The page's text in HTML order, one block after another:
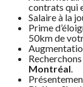
contrats qui
Salaire à la
Prime
50km de
Recherchons
Montréal.